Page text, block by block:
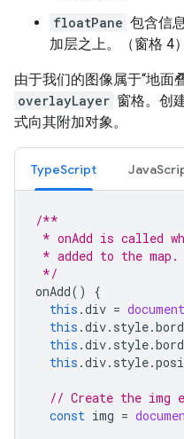
floatPane 包含信
加层之上。（窗格 4）
由于我们的图像属于“地面
overlayLayer 窗格。创
式向其附加对象。
TypeScript
/**
* onAdd is called
* added to the map.
*/
onAdd()
{
this .div = document
this .div. style.
this .div. style.
this .div. style.
// Create the img
const img =